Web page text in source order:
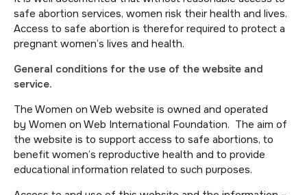
safe abortion services, women risk their health and lives.
Access to safe abortion is therefor required to protect a
pregnant women’s lives and health.
General conditions for the use of the website and
service.
The Women on Web website is owned and operated
by Women on Web International Foundation. The aim of
the website is to support access to safe abortions, to
benefit women’s reproductive health and to provide
educational information related to such purposes.